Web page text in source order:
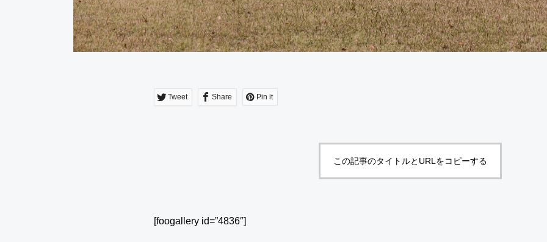
Tweet Share Pin it
この記事のタイトルとURLをコピーする
[foogallery id=”4836″]